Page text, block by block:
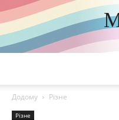
DISCOVER
Додому Різне
Різне